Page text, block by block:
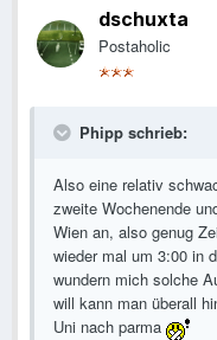
dschuxta
Postaholic
Phipp schrieb:
Also eine relativ
zweite Wochenende
Wien an, also genug
wieder mal um 3:00 in
wundern mich solche
will kann man überall
Uni nach parma